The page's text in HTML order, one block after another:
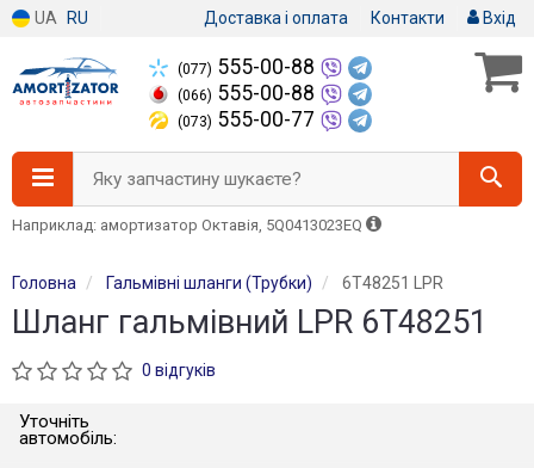
UA RU Доставка і оплата Контакти Вхід
(077) 555-00-88
(066) 555-00-88
(073) 555-00-77
Яку запчастину шукаєте?
Наприклад: амортизатор Октавія, 5Q0413023EQ
Головна Гальмівні шланги (Трубки) 6T48251 LPR
Шланг гальмівний LPR 6T48251
0 відгуків
Уточніть
автомобіль: